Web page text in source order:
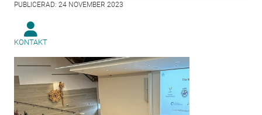
PUBLICERAD: 24 NOVEMBER 2023
KONTAKT